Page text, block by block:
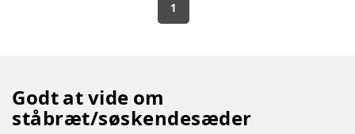
1
Godt at vide om
ståbræt/søskendesæder